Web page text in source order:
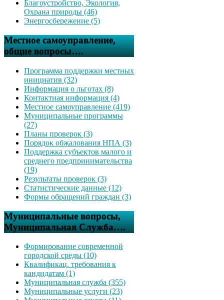
Благоустройство, Экология,
Охрана природы (46)
Энергосбережение (5)
Местное самоуправление,
общие вопросы….
Программа поддержки местных
инициатив (32)
Информация о льготах (8)
Контактная информация (4)
Местное самоуправление (419)
Муниципальные программы
(27)
Планы проверок (3)
Порядок обжалования НПА (3)
Поддержка субъектов малого и
среднего предпринимательства
(19)
Результаты проверок (3)
Статистические данные (12)
Формы обращений граждан (3)
Муниципальные вопросы,
Муниципальная Служба….
Формирование современной
городской среды (10)
Квалификац. требования к
кандидатам (1)
Муниципальная служба (355)
Муниципальные услуги (23)